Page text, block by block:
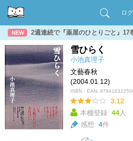
ロ
NEW 2週連続で『薬屋のひとりごと』17
雪ひらく
小池真理子
文藝春秋
(2004.01.12)
ISBN・EAN:
3.12
本棚登録: 44人
感想: 4件